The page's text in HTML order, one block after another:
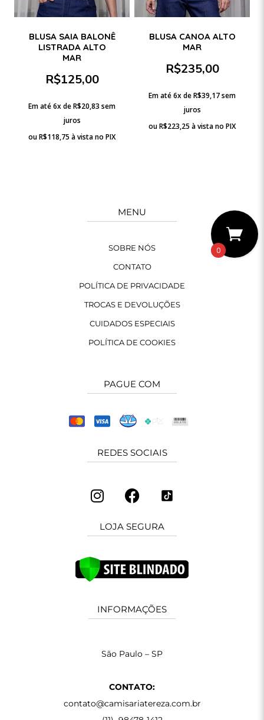
BLUSA SAIA BALONÊ
LISTRADA ALTO
MAR
R$125,00
Em até 6x deR$20,83 sem
juros
ouR$118,75 à vista no PIX
BLUSA CANOA ALTO
MAR
R$235,00
Em até 6x deR$39,17sem
juros
ouR$223,25 à vista no PIX
MENU
SOBRE NÓS
CONTATO
POLÍTICA DE PRIVACIDADE
TROCAS E DEVOLUÇÕES
CUIDADOS ESPECIAIS
POLÍTICA DE COOKIES
PAGUE COM
REDES SOCIAIS
LOJA SEGURA
INFORMAÇÕES
São Paulo – SP
CONTATO:
contato@camisariatereza.com.br
0